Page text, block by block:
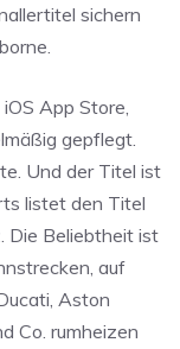
sichern
App Store,
gepflegt.
Und der Titel ist
listet den Titel
Die Beliebtheit ist
auf
Aston
Co. rumheizen